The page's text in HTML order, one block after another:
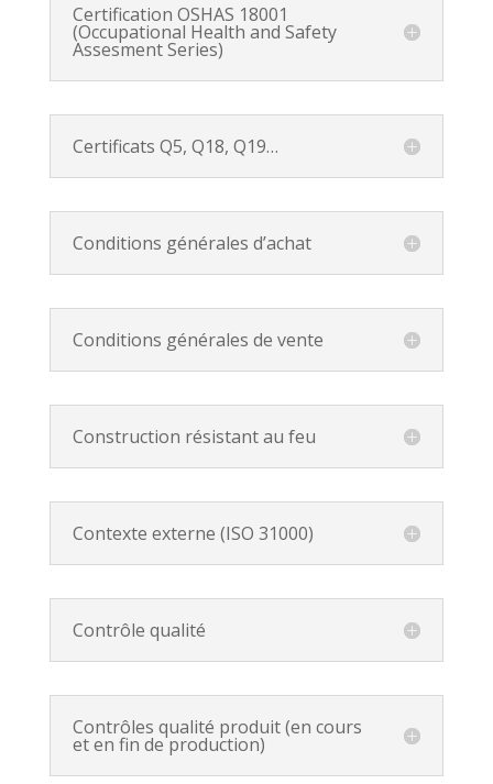
Certification OSHAS 18001
(Occupational Health and Safety
Assesment Series)
Certificats Q5, Q18, Q19…
Conditions générales d’achat
Conditions générales de vente
Construction résistant au feu
Contexte externe (ISO 31000)
Contrôle qualité
Contrôles qualité produit (en cours
et en fin de production)